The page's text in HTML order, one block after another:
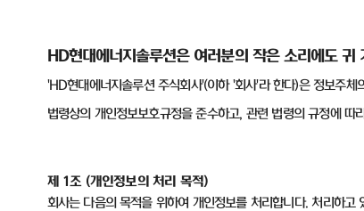
HD현대에너지솔루션은 여러분의 작은 소리에도
'HD현대에너지솔루션 주식회사'(이하'회사'라 한다)은 정보주체
법령상의 개인정보보호규정을 준수하고, 관련 법령의 규정에 따
제 1 조 (개인정보의 처리 목적)
회사는 다음의 목적을 위하여 개인정보를 처리합니다.처리하고